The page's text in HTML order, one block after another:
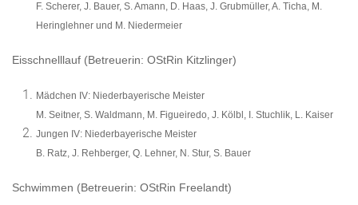
F. Scherer, J. Bauer, S. Amann, D. Haas, J. Grubmüller, A. Ticha, M.
Heringlehner und M. Niedermeier
Eisschnelllauf (Betreuerin: OStRin Kitzlinger)
Mädchen IV: Niederbayerische Meister
M. Seitner, S. Waldmann, M. Figueiredo, J. Kölbl, I. Stuchlik, L. Kaiser
Jungen IV: Niederbayerische Meister
B. Ratz, J. Rehberger, Q. Lehner, N. Stur, S. Bauer
Schwimmen (Betreuerin: OStRin Freelandt)